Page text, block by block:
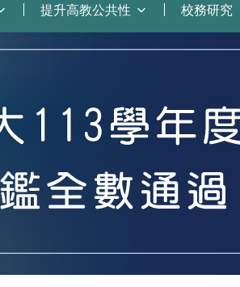
提升高教公共性 校務研究